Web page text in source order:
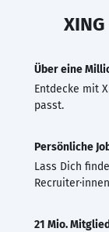
Über eine
Entdecke mit
passt.
Persönliche
Lass Dich
21 Mio.